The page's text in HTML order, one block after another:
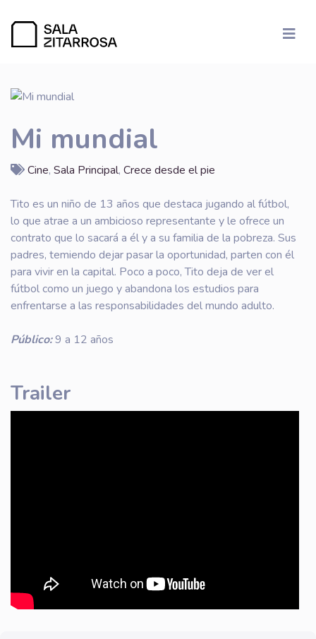
Mi mundial
Cine, Sala Principal, Crece desde el pie
Tito es un niño de 13 años que destaca jugando al fútbol,
lo que atrae a un ambicioso representante y le ofrece un
contrato que lo sacará a él y a su familia de la pobreza. Sus
padres, temiendo dejar pasar la oportunidad, parten con él
para vivir en la capital. Poco a poco, Tito deja de ver el
fútbol como un juego y abandona los estudios para
enfrentarse a las responsabilidades del mundo adulto.
Público:9 a 12 años
Trailer